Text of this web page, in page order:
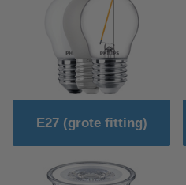
E27 (grote fitting)